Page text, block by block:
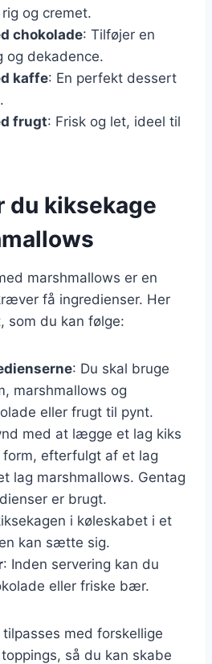
og cremet.
chokolade: Tilføjer en
og dekadence.
kaffe: En perfekt dessert
frugt: Frisk og let, ideel til
du kiksekage
marshmallows er en
få ingredienser. Her
som du kan følge:
: Du skal bruge
marshmallows og
eller frugt til pynt.
med at lægge et lag kiks
efterfulgt af et lag
lag marshmallows. Gentag
er brugt.
i køleskabet i et
kan sætte sig.
: Inden servering kan du
eller friske bær.
med forskellige
så du kan skabe